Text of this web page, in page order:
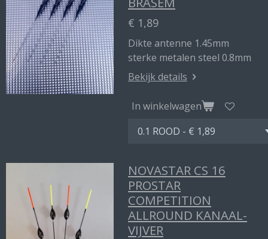
€ 1,89
Dikte antenne 1.45mm
sterke metalen steel 0.8mm
Bekijk details
In winkelwagen
NOVASTAR CS 16
PROSTAR
COMPETITION
ALLROUND KANAAL-
VIJVER